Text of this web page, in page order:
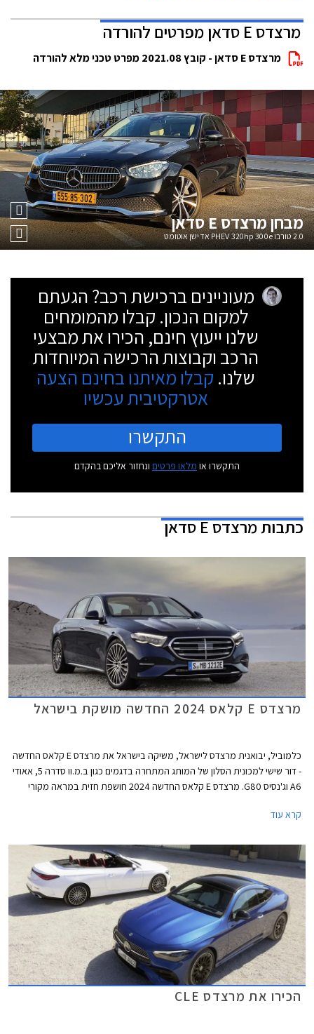
מרצדס E סדאן מפרטים להורדה
מרצדס E סדאן - קובץ 2021.08 מפרט טכני מלא להורדה
מבחןמרצדס E סדאן
2.0 טורבו PHEV 320hp 300e אדישן אוטומט
מעוניינים ברכישת רכב? הגעתם
למקום הנכון. קבלו מהמומחים
שלנו ייעוץ חינם, הכירו את מבצעי
הרכב וקבוצות הרכישה המיוחדות
שלנו. קבלו מאיתנו בחינם הצעה
אטרקטיבית עכשיו
התקשרו
התקשרו או מלאו פרטים ונחזור אליכם בהקדם
כתבותמרצדס E סדאן
מרצדס E קלאס 2024 החדשה מושקת בישראל
כלמוביל, יבואנית מרצדס לישראל, משיקה בישראל את מרצדס E קלאס החדשה
- דור שישי למכונית הסלון של המותג המתחרה בדגמים כגון ב.מ.וו סדרה 5, אאודי
A6 וג'נסיס G80. מרצדס E קלאס החדשה 2024 חושפת חזית במראה מקורי
עם מסגרת עבה בצבע שחור מבריק, הגולשת אל עבר הפנסים הקדמיים אשר
סורגים קלאסי בגימור כרום. מאחור ניתן לזהות חותמת תאורה ייחודית בצורת
סמל הכוכב של מרצדס.
קרא עוד
הכירו את מרצדס CLE